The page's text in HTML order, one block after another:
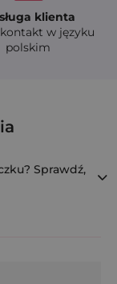
klienta
w języku
polskim
x 9 cm -
Sprawdź,